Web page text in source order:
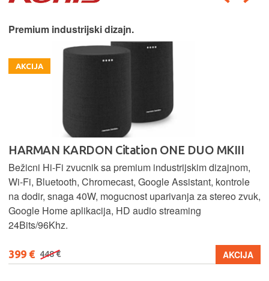
Premium industrijski dizajn.
AKCIJA
HARMAN KARDON Citation ONE DUO MKIII
Bežicni Hi-Fi zvucnik sa premium industrijskim dizajnom,
Wi-Fi, Bluetooth, Chromecast, Google Assistant, kontrole
na dodir, snaga 40W, mogucnost uparivanja za stereo zvuk,
Google Home aplikacija, HD audio streaming
24Bits/96Khz.
399 € 448 € AKCIJA